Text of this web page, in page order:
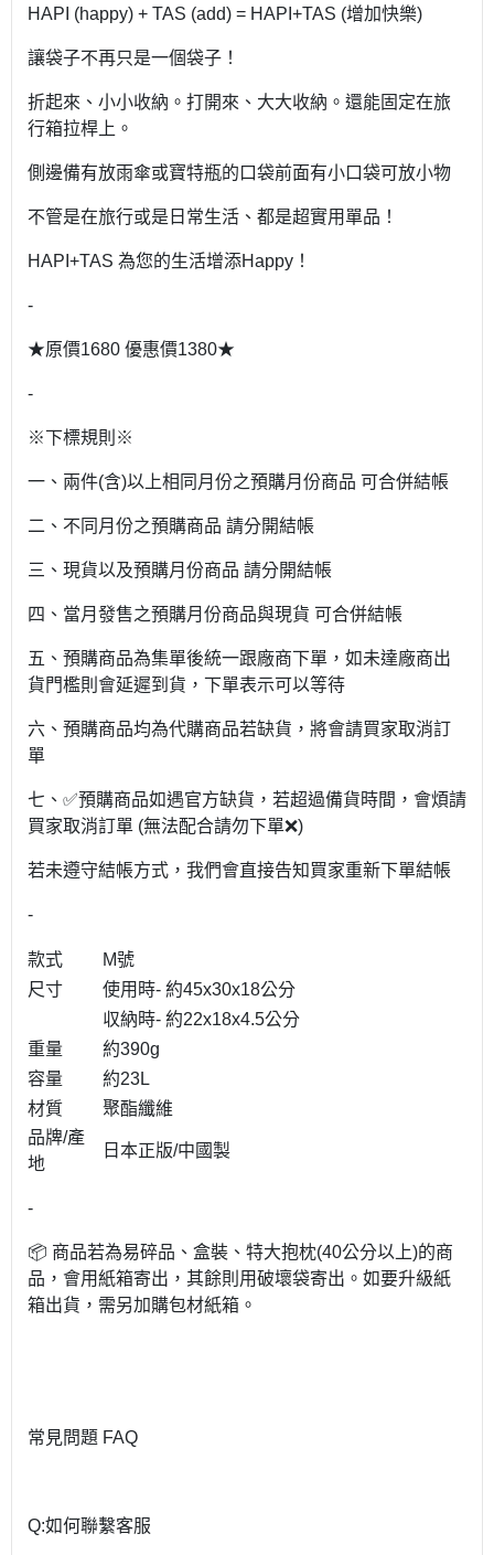
HAPI (happy) + TAS (add) = HAPI+TAS (增加快樂)
讓袋子不再只是一個袋子！
折起來、小小收納。打開來、大大收納。還能固定在旅
行箱拉桿上。
側邊備有放雨傘或寶特瓶的口袋前面有小口袋可放小物
不管是在旅行或是日常生活、都是超實用單品！
HAPI+TAS 為您的生活增添Happy！
-
★原價1680 優惠價1380★
-
※下標規則※
一、兩件(含)以上相同月份之預購月份商品 可合併結帳
二、不同月份之預購商品 請分開結帳
三、現貨以及預購月份商品 請分開結帳
四、當月發售之預購月份商品與現貨 可合併結帳
五、預購商品為集單後統一跟廠商下單，如未達廠商出
貨門檻則會延遲到貨，下單表示可以等待
六、預購商品均為代購商品若缺貨，將會請買家取消訂
單
七、✅預購商品如遇官方缺貨，若超過備貨時間，會煩請
買家取消訂單 (無法配合請勿下單❌)
若未遵守結帳方式，我們會直接告知買家重新下單結帳
-
款式
M號
尺寸
使用時- 約45x30x18公分
収納時- 約22x18x4.5公分
重量
約390g
容量
約23L
材質
聚酯纖維
品牌/產
地
日本正版/中國製
-
📦 商品若為易碎品、盒裝、特大抱枕(40公分以上)的商
品，會用紙箱寄出，其餘則用破壞袋寄出。如要升級紙
箱出貨，需另加購包材紙箱。
常見問題 FAQ
Q:如何聯繫客服